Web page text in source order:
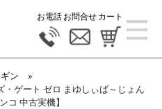
お電話お問合せカート
ン
»
ゲート ゼロ まゆしぃば～じょん
コ 中古実機】